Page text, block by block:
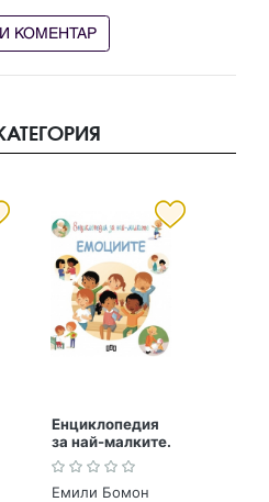
КОМЕНТАР
Енциклопедия
за най-малките.
Емоциите
Емили Бомон